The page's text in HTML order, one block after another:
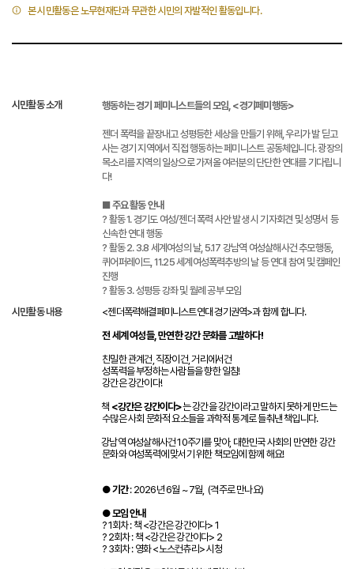
본 시민활동은 노무현재단과 무관한 시민의 자발적인 활동입니다.
시민활동 소개 행동하는 경기 페미니스트들의 모임, <경기페미행동>
젠더 폭력을 끝장내고 성평등한 세상을 만들기 위해, 우리가 발 딛고
사는 경기 지역에서 직접 행동하는 페미니스트 공동체입니다. 광장의
목소리를 지역의 일상으로 가져올 여러분의 단단한 연대를 기다립니
다!
■ 주요 활동 안내
? 활동 1. 경기도 여성/젠더 폭력 사안 발생 시 기자회견 및 성명서 등
신속한 연대 행동
? 활동 2. 3.8 세계여성의 날, 5.17 강남역 여성살해사건 추모행동,
퀴어퍼레이드, 11.25 세계여성폭력추방의 날 등 연대 참여 및 캠페인
진행
? 활동 3. 성평등 강좌 및 월례 공부 모임
시민활동 내용
<젠더폭력해결페미니스트연대 경기권역>과 함께 합니다.
전 세계 여성들, 만연한 강간 문화를 고발하다!
친밀한 관계건, 직장이건, 거리에서건
성폭력을 부정하는 사람들을 향한 일침!
강간은 강간이다!
책 <강간은 강간이다>는 강간을 강간이라고 말하지 못하게 만드는
수많은 사회 문화적 요소들을 과학적 통계로 들춰낸 책입니다.
강남역 여성살해사건 10주기를 맞아, 대한민국 사회의 만연한 강간
문화와 여성폭력에 맞서기 위한 책모임에 함께 해요!
●기간 : 2026년 6월 ~ 7월,  (격주로 만나요)
●모임 안내
? 1회차 : 책 <강간은 강간이다> 1
? 2회차 : 책 <강간은 강간이다> 2
? 3회차 : 영화 <노스컨츄리> 시청